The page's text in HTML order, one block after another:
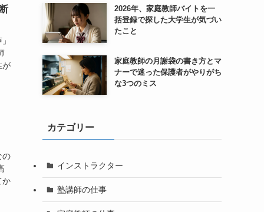
が
の
か
2026年、家庭教師バイトを一
括登録で探した大学生が気づい
たこと
家庭教師の月謝袋の書き方とマ
ナーで迷った保護者がやりがち
な3つのミス
カテゴリー
インストラクター
塾講師の仕事